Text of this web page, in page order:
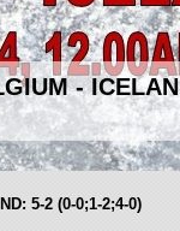
-
5-2 (0-0;1-2;4-0)